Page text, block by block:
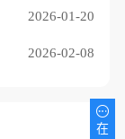
2026-01-20
2026-02-08
在